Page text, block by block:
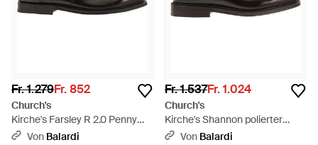
Fr. 1.279Fr. 852
Church's
Kirche's Farsley R 2.0 Penny
Loafer aus Kalbsleder -
Von Balardi
Fr. 1.537Fr. 1.024
Church's
Kirche's Shannon polierter
Binder Derby, helles Ebenholz -
Von Balardi